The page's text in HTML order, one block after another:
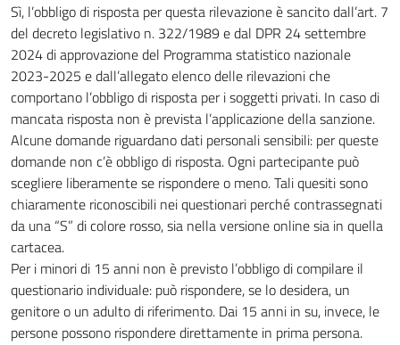
Sì, l’obbligo di risposta per questa rilevazione è sancito dall’art. 7
del decreto legislativo n. 322/1989 e dal DPR 24 settembre
2024 di approvazione del Programma statistico nazionale
2023-2025 e dall’allegato elenco delle rilevazioni che
comportano l’obbligo di risposta per i soggetti privati. In caso di
mancata risposta non è prevista l’applicazione della sanzione.
Alcune domande riguardano dati personali sensibili: per queste
domande non c’è obbligo di risposta. Ogni partecipante può
scegliere liberamente se rispondere o meno. Tali quesiti sono
chiaramente riconoscibili nei questionari perché contrassegnati
da una “S” di colore rosso, sia nella versione online sia in quella
cartacea.
Per i minori di 15 anni non è previsto l’obbligo di compilare il
questionario individuale: può rispondere, se lo desidera, un
genitore o un adulto di riferimento. Dai 15 anni in su, invece, le
persone possono rispondere direttamente in prima persona.